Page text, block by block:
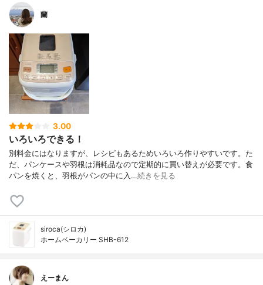
蘭
3.00
いろいろできる！
別料金にはなりますが、レシピもあるためいろいろ作りやすいです。た
だ、パンケースや羽根は消耗品なので定期的に買い替えが必要です。食
パンを焼くと、羽根がパンの中に入…続きを見る
siroca(シロカ)
ホームベーカリー SHB-612
えーまん